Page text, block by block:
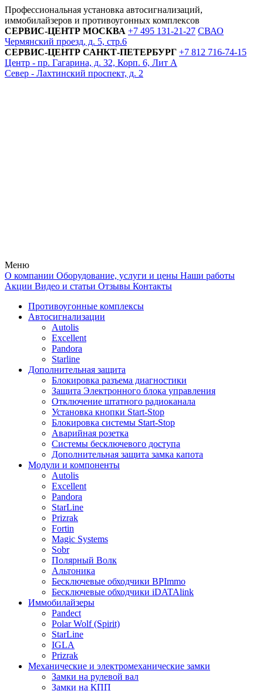
Профессиональная установка автосигнализаций,
иммобилайзеров и противоугонных комплексов
СЕРВИС-ЦЕНТР МОСКВА +7 495 131-21-27 СВАО
Чермянский проезд, д. 5, стр.6
СЕРВИС-ЦЕНТР САНКТ-ПЕТЕРБУРГ +7 812 716-74-15
Центр - пр. Гагарина, д. 32, Корп. 6, Лит А
Север - Лахтинский проспект, д. 2
Меню
О компании Оборудование, услуги и цены Наши работы
Акции Видео и статьи Отзывы Контакты
Противоугонные комплексы
Автосигнализации
Autolis
Excellent
Pandora
Starline
Дополнительная защита
Блокировка разъема диагностики
Защита Электронного блока управления
Отключение штатного радиоканала
Установка кнопки Start-Stop
Блокировка системы Start-Stop
Аварийная розетка
Системы бесключевого доступа
Дополнительная защита замка капота
Модули и компоненты
Autolis
Excellent
Pandora
StarLine
Prizrak
Fortin
Magic Systems
Sobr
Полярный Волк
Альтоника
Бесключевые обходчики BPImmo
Бесключевые обходчики iDATAlink
Иммобилайзеры
Pandect
Polar Wolf (Spirit)
StarLine
IGLA
Prizrak
Механические и электромеханические замки
Замки на рулевой вал
Замки на КПП